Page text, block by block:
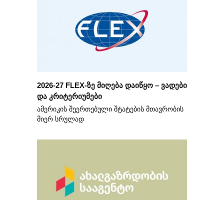
2026-27 FLEX-ზე მიღება დაიწყო – ვადები
და კრიტერიუმები
ამერიკის შეერთებული შტატების მთავრობის
მიერ სრულად